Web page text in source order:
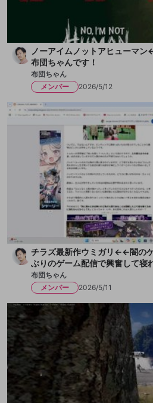
ノーアイムノットアヒューマ
布団ちゃんです！
布団ちゃん
メンバー
2026/5/12
チラズ最新作ウミガリ←←闇の
ぶりのゲーム配信で興奮して寝
布団ちゃん
メンバー
2026/5/11